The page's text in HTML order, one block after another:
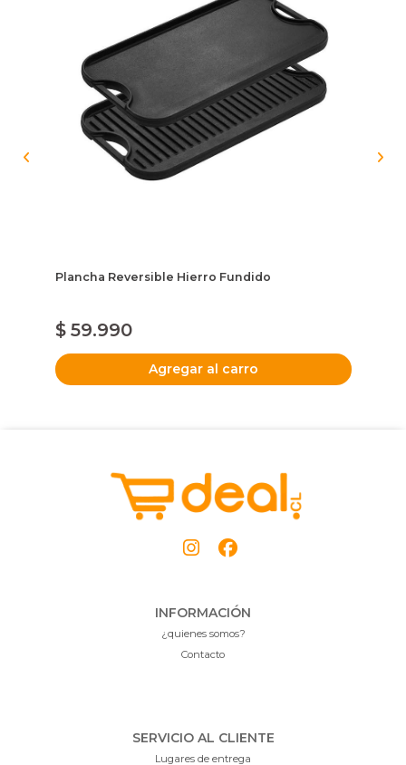
Plancha Reversible Hierro Fundido
$ 59.990
Agregar al carro
INFORMACIÓN
¿quienes somos?
Contacto
SERVICIO AL CLIENTE
Lugares de entrega